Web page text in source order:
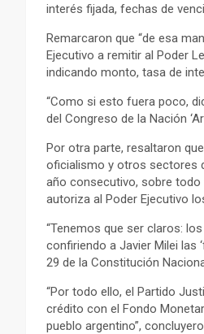
interés fijada, fechas de
Remarcaron que “de esa
Ejecutivo a remitir al Poder
indicando monto, tasa de
“Como si esto fuera poco,
del Congreso de la Nación
Por otra parte, resaltaron
oficialismo y otros sectores
año consecutivo, sobre todo
autoriza al Poder Ejecutivo
“Tenemos que ser claros:
confiriendo a Javier Milei las
29 de la Constitución
“Por todo ello, el Partido
crédito con el Fondo
pueblo argentino”,